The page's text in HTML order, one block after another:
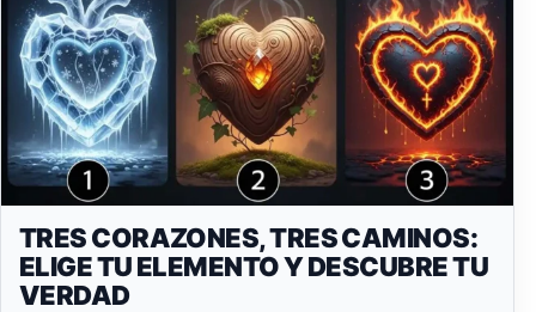
TRES CORAZONES, TRES CAMINOS:
ELIGE TU ELEMENTO Y DESCUBRE TU
VERDAD